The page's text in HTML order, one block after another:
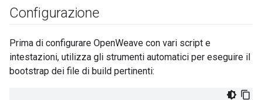
Configurazione
Prima di configurare OpenWeave con vari script e
intestazioni, utilizza gli strumenti automatici per eseguire il
bootstrap dei file di build pertinenti: